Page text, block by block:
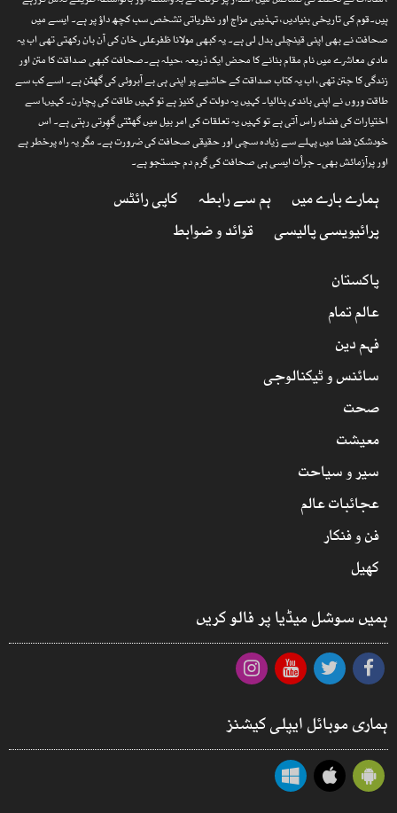
ہیں۔قوم کی تاریخی بنیادیں، تہذیبی مزاج اور نظریاتی تشخص سب کچھ داؤ پر ہے۔ ایسے میں
صحافت نے بھی اپنی قینچلی بدل لی ہے۔ یہ کبھی مولانا ظفرعلی خان کی آن بان رکھتی تھی اب یہ
مادی معاشرے میں نام مقام بنانے کا محض ایک ذریعہ ،حیلہ ہے۔صحافت کبھی صداقت کا متن اور
زندگی کا جتن تھی، اب یہ کتاب صداقت کے حاشیے پر اپنی ہی بے آبروئی کی گھٹن ہے۔ اسے کب سے
طاقت وروں نے اپنی باندی بنالیا۔ کہیں یہ دولت کی کنیز ہے تو کہیں طاقت کی پچارن۔ کہیںا سے
اختیارات کی فضاء راس آتی ہے تو کہیں یہ تعلقات کی امر بیل میں گھٹتی گھِرتی رہتی ہے۔ اس
خودشکن فضا میں پہلے سے زیادہ سچی اور حقیقی صحافت کی ضرورت ہے۔ مگر یہ راہ پرخطر ہے
اور پرآزمائش بھی۔ جرأت ایسی ہی صحافت کی گرم دم جستجو ہے۔
ہمارے بارے میں ہم سے رابطہ
کاپی رائٹس
پرائیویسی پالیسی
قوائد و ضوابط
پاکستان
عالم تمام
فہم دین
سائنس و ٹیکنالوجی
صحت
معیشت
سیر و سیاحت
عجائبات عالم
فن و فنکار
کھیل
ہمیں سوشل میڈیا پر فالو کریں
ہماری موبائل ایپلی کیشنز